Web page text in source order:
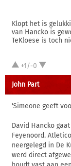
Klopt het is
van Hancko is
TeKloese is toch
+1/-0
John Part
'Simeone geeft
David Hancko
Feyenoord.
neergelegd in De
werd direct